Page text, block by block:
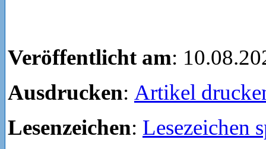
Veröffentlicht am:
Ausdrucken: Artikel
Lesenzeichen: Lesezeichen